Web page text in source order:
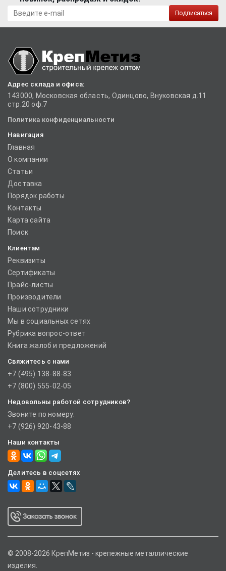
Подписаться
Адрес склада и офиса:
143000, Московская область, Одинцово, Внуковская д.11
стр.20 оф.7
Политика конфиденциальности
Навигация
Главная
О компании
Статьи
Доставка
Порядок работы
Контакты
Карта сайта
Поиск
Клиентам
Реквизиты
Сертификаты
Прайс-листы
Производители
Наши сотрудники
Мы в социальных сетях
Рубрика вопрос-ответ
Книга жалоб и предложений
Свяжитесь с нами
+7 (495) 138-88-83
+7 (800) 555-02-05
Недовольны работой сотрудников?
Звоните по номеру:
+7 (926) 920-43-88
Наши контакты
Делитесь в соцсетях
© 2008-2026 КрепМетиз - крепежные металлические
изделия.